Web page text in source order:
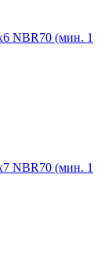
NBR70 (мин. 1
NBR70 (мин. 1